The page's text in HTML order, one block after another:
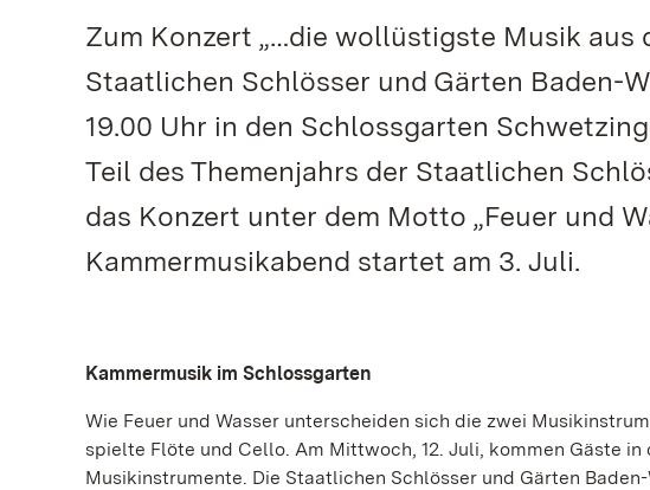
Zum Konzert „…die wollüstigste Musik aus
Staatlichen Schlösser und Gärten Baden-
19.00 Uhr in den Schlossgarten
Teil des Themenjahrs der Staatlichen
das Konzert unter dem Motto „Feuer und
Kammermusikabend startet am 3. Juli.
Kammermusik im Schlossgarten
Wie Feuer und Wasser unterscheiden sich die zwei
spielte Flöte und Cello. Am Mittwoch, 12. Juli, kommen Gäste
Musikinstrumente. Die Staatlichen Schlösser und Gärten